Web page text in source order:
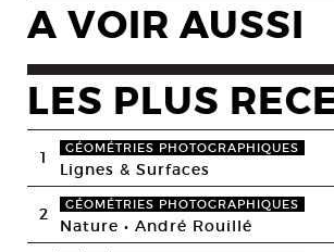
A VOIR AUSSI
LES PLUS
1 GÉOMÉTRIES PHOTOGRAPHIQUES
Lignes & Surfaces
2 GÉOMÉTRIES PHOTOGRAPHIQUES
Nature • André Rouillé